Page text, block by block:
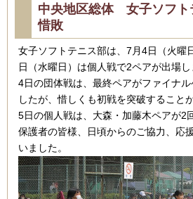
中央地区総体 女子ソフ
惜敗
女子ソフトテニス部は、7月4日（火曜
日（水曜日）は個人戦で2ペアが出場し
4日の団体戦は、最終ペアがファイナ
したが、惜しくも初戦を突破すること
5日の個人戦は、大森・加藤木ペアが2
保護者の皆様、日頃からのご協力、応
いました。